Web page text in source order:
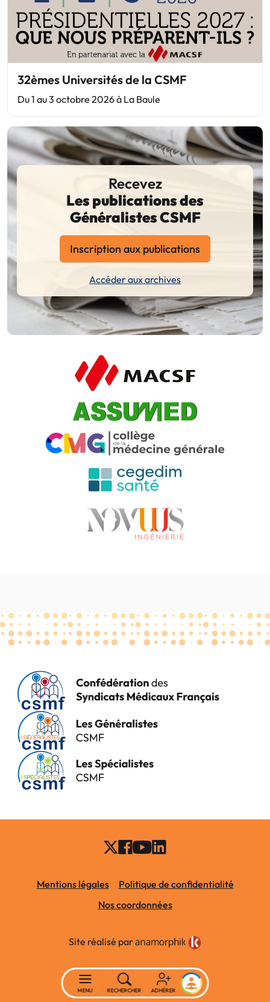
32èmes Universités de la CSMF
Du 1 au 3 octobre 2026 à La Baule
Recevez
Les publications des
Généralistes CSMF
Inscription aux publications
Accéder aux archives
Mentions légales
Politique de confidentialité
Nos coordonnées
Site réalisé par
MENU RECHERCHER ADHÉRER